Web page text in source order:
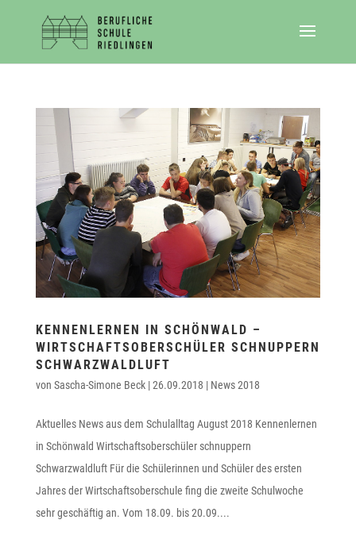
KENNENLERNEN IN SCHÖNWALD –
WIRTSCHAFTSOBERSCHÜLER SCHNUPPERN
SCHWARZWALDLUFT
von Sascha-Simone Beck|26.09.2018 | News 2018
Aktuelles News aus dem Schulalltag August 2018 Kennenlernen
in Schönwald Wirtschaftsoberschüler schnuppern
Schwarzwaldluft Für die Schülerinnen und Schüler des ersten
Jahres der Wirtschaftsoberschule fing die zweite Schulwoche
sehr geschäftig an. Vom 18.09. bis 20.09....